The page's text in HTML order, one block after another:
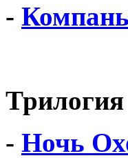
-
- Ночь